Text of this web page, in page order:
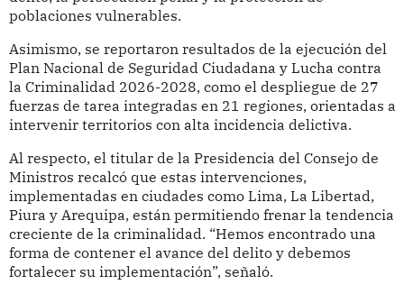
poblaciones vulnerables.
Asimismo, se reportaron resultados de la ejecución del
Plan Nacional de Seguridad Ciudadana y Lucha contra
la Criminalidad 2026-2028, como el despliegue de 27
fuerzas de tarea integradas en 21 regiones, orientadas a
intervenir territorios con alta incidencia delictiva.
Al respecto, el titular de la Presidencia del Consejo de
Ministros recalcó que estas intervenciones,
implementadas en ciudades como Lima, La Libertad,
Piura y Arequipa, están permitiendo frenar la tendencia
creciente de la criminalidad. “Hemos encontrado una
forma de contener el avance del delito y debemos
fortalecer su implementación”, señaló.